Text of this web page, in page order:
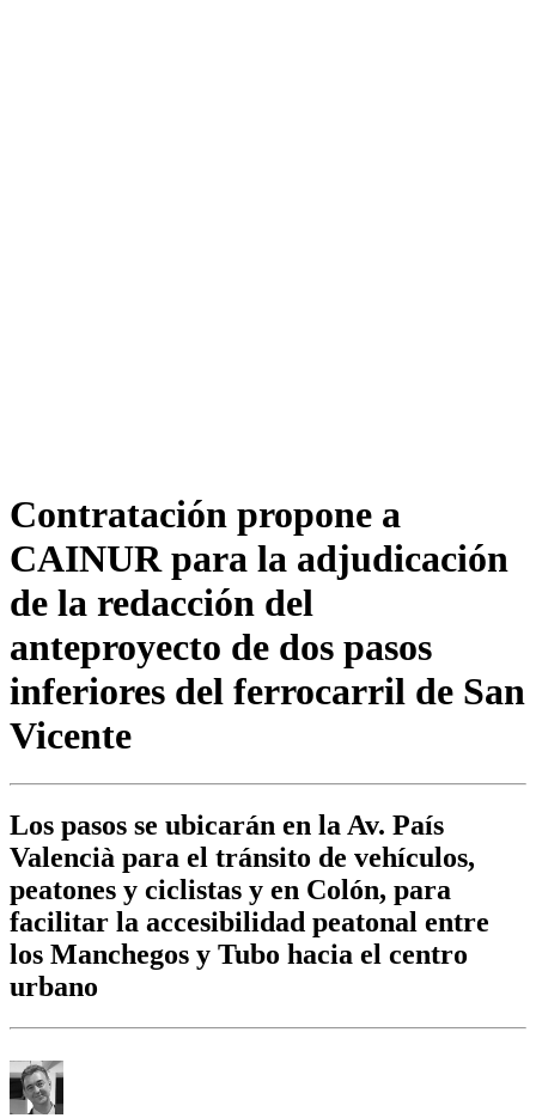
Contratación propone a
CAINUR para la adjudicación
de la redacción del
anteproyecto de dos pasos
inferiores del ferrocarril de San
Vicente
Los pasos se ubicarán en la Av. País
Valencià para el tránsito de vehículos,
peatones y ciclistas y en Colón, para
facilitar la accesibilidad peatonal entre
los Manchegos y Tubo hacia el centro
urbano